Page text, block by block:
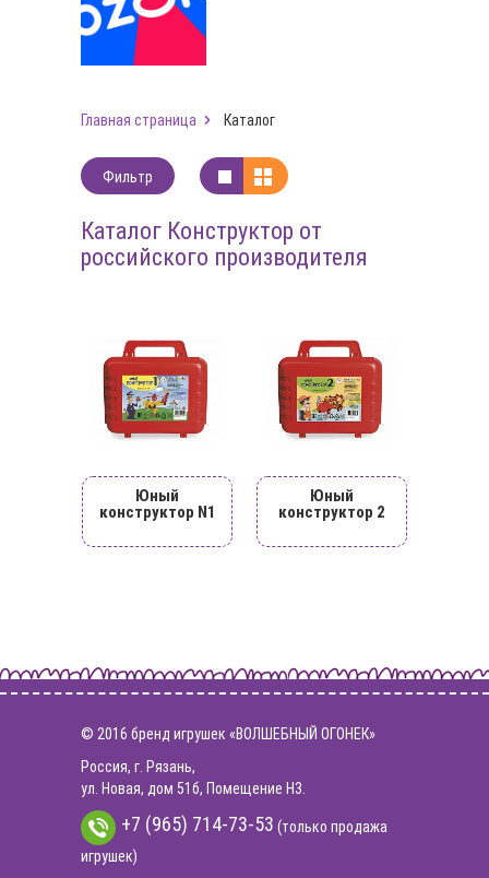
Главная страница Каталог
Фильтр
Каталог Конструктор от
российского производителя
Юный
конструктор N1
Юный
конструктор 2
© 2016 бренд игрушек «ВОЛШЕБНЫЙ ОГОНЕК»
Россия, г. Рязань,
ул. Новая, дом 51б, Помещение Н3.
+7 (965) 714-73-53 (только продажа
игрушек)